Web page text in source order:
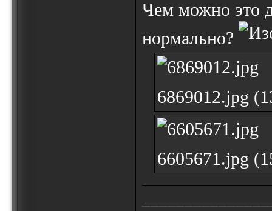
Чем можно это
нормально?
6869012.jpg
6605671.jpg